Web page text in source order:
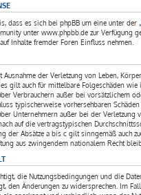
dass es sich bei phpBB um eine unter der „
unter www.phpbb.de zur Verfügung
Inhalte fremder Foren Einfluss nehmen.
Ausnahme der Verletzung von Leben,
gilt auch für mittelbare Folgeschäden
Verbrauchern außer bei vorsätzlichem
typischerweise vorhersehbaren
Unternehmern außer bei der
auf die vertragstypischen
der Absätze a bis c gilt sinngemäß auch
aus zwingendem nationalem Recht
die Nutzungsbedingungen und die
den Änderungen zu widersprechen. Im